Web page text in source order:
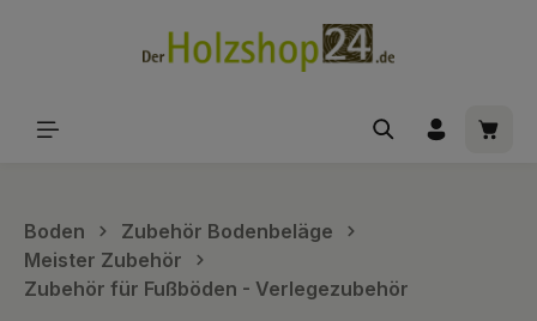
Boden
Zubehör Bodenbeläge
Meister Zubehör
Zubehör für Fußböden - Verlegezubehör